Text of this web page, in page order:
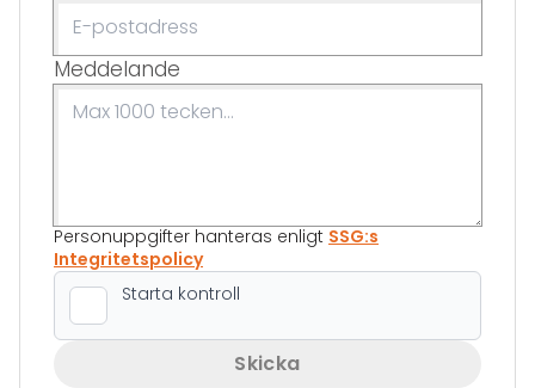
Meddelande
Personuppgifter hanteras enligt SSG:s
Integritetspolicy
Skicka